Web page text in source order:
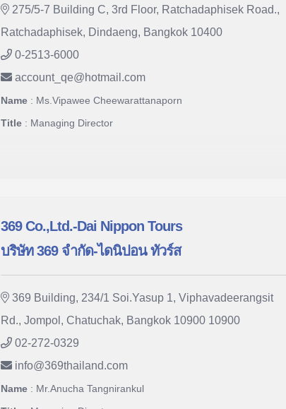
275/5-7 Building C, 3rd Floor, Ratchadaphisek Road.,
Ratchadaphisek, Dindaeng, Bangkok 10400
0-2513-6000
account_qe@hotmail.com
Name : Ms.Vipawee Cheewarattanaporn
Title : Managing Director
369 Co.,Ltd.-Dai Nippon Tours
บริษัท 369 จำกัด-ไดนิปอน ทัวร์ส
369 Building, 234/1 Soi.Yasup 1, Viphavadeerangsit
Rd., Jompol, Chatuchak, Bangkok 10900 10900
02-272-0329
info@369thailand.com
Name : Mr.Anucha Tangnirankul